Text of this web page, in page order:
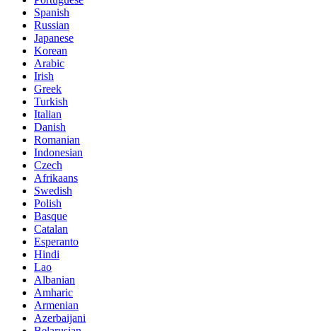
Spanish
Russian
Japanese
Korean
Arabic
Irish
Greek
Turkish
Italian
Danish
Romanian
Indonesian
Czech
Afrikaans
Swedish
Polish
Basque
Catalan
Esperanto
Hindi
Lao
Albanian
Amharic
Armenian
Azerbaijani